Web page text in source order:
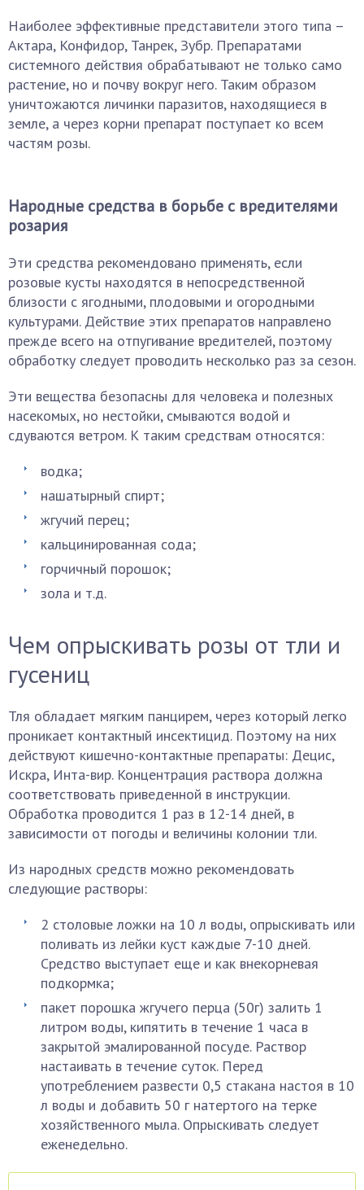
Наиболее эффективные представители этого типа –
Актара, Конфидор, Танрек, Зубр. Препаратами
системного действия обрабатывают не только само
растение, но и почву вокруг него. Таким образом
уничтожаются личинки паразитов, находящиеся в
земле, а через корни препарат поступает ко всем
частям розы.
Народные средства в борьбе с вредителями
розария
Эти средства рекомендовано применять, если
розовые кусты находятся в непосредственной
близости с ягодными, плодовыми и огородными
культурами. Действие этих препаратов направлено
прежде всего на отпугивание вредителей, поэтому
обработку следует проводить несколько раз за сезон.
Эти вещества безопасны для человека и полезных
насекомых, но нестойки, смываются водой и
сдуваются ветром. К таким средствам относятся:
водка;
нашатырный спирт;
жгучий перец;
кальцинированная сода;
горчичный порошок;
зола и т.д.
Чем опрыскивать розы от тли и
гусениц
Тля обладает мягким панцирем, через который легко
проникает контактный инсектицид. Поэтому на них
действуют кишечно-контактные препараты: Децис,
Искра, Инта-вир. Концентрация раствора должна
соответствовать приведенной в инструкции.
Обработка проводится 1 раз в 12-14 дней, в
зависимости от погоды и величины колонии тли.
Из народных средств можно рекомендовать
следующие растворы:
2 столовые ложки на 10 л воды, опрыскивать или
поливать из лейки куст каждые 7-10 дней.
Средство выступает еще и как внекорневая
подкормка;
пакет порошка жгучего перца (50г) залить 1
литром воды, кипятить в течение 1 часа в
закрытой эмалированной посуде. Раствор
настаивать в течение суток. Перед
употреблением развести 0,5 стакана настоя в 10
л воды и добавить 50 г натертого на терке
хозяйственного мыла. Опрыскивать следует
еженедельно.